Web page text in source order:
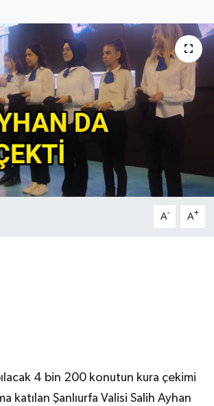
A- A+
4 bin 200 konutun kura çekimi
katılan Şanlıurfa Valisi Salih Ayhan